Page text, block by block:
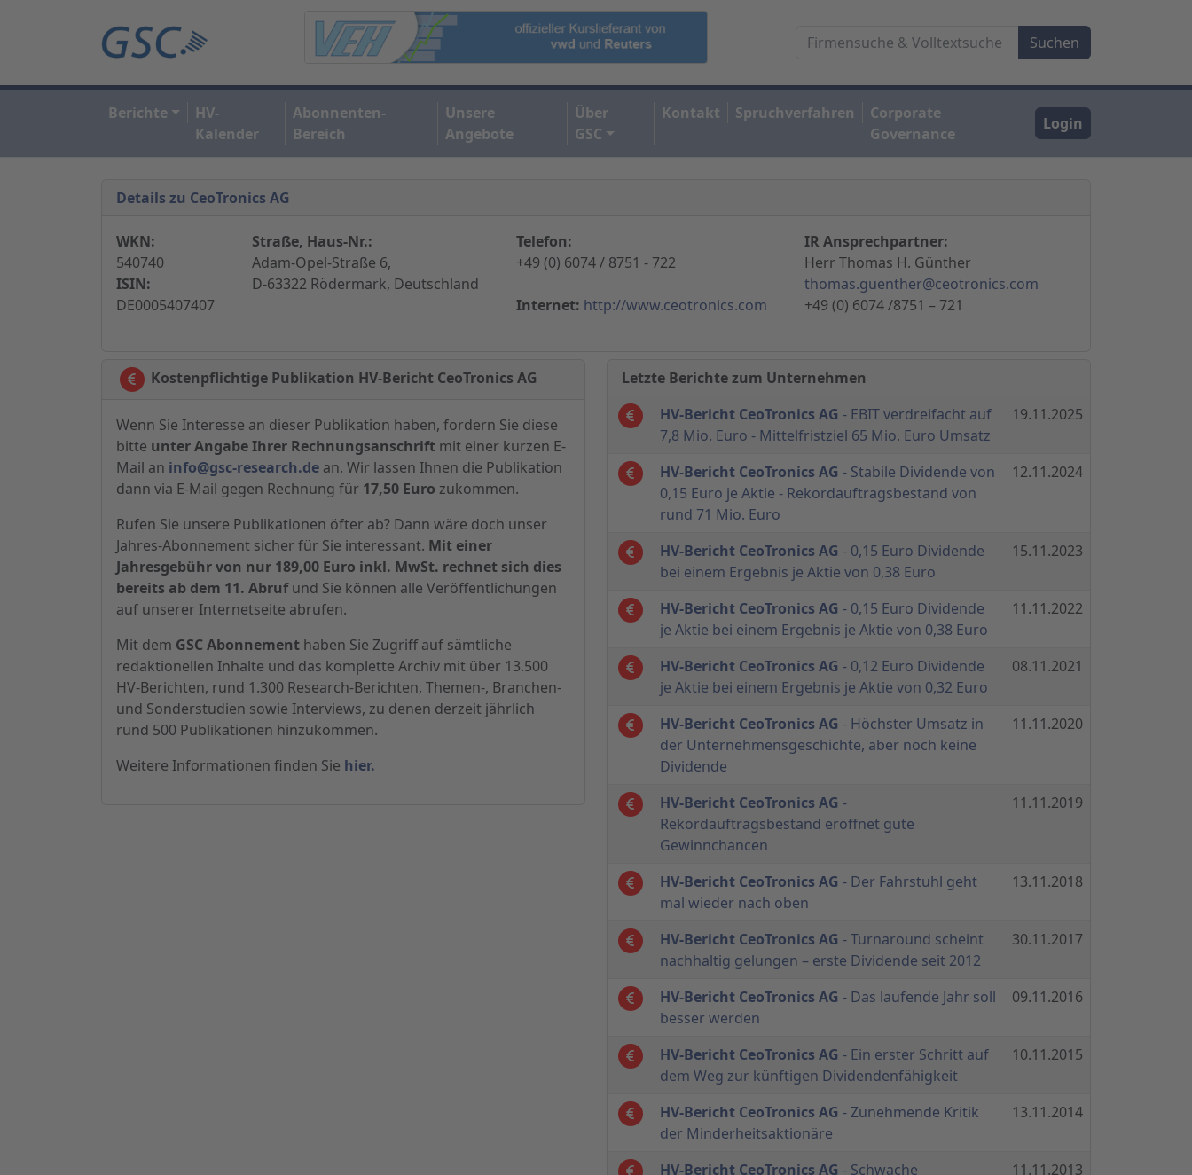
Berichte
HV-
Kalender
Abonnenten-
Bereich
Unsere
Angebote
Über
GSC
Kontakt Spruchverfahren
Corporate
Governance
Login
Details zu CeoTronics AG
WKN:
540740
ISIN:
DE0005407407
Straße, Haus-Nr.:
Adam-Opel-Straße 6,
D-63322 Rödermark, Deutschland
Telefon:
+49 (0) 6074 / 8751 - 722
Internet: http://www.ceotronics.com
IR Ansprechpartner:
Herr Thomas H. Günther
thomas.guenther@ceotronics.com
+49 (0) 6074 /8751 – 721
Kostenpflichtige Publikation HV-Bericht CeoTronics AG
Wenn Sie Interesse an dieser Publikation haben, fordern Sie diese
bitte unter Angabe Ihrer Rechnungsanschrift mit einer kurzen E-
Mail an info@gsc-research.de an. Wir lassen Ihnen die Publikation
dann via E-Mail gegen Rechnung für 17,50 Euro zukommen.
Rufen Sie unsere Publikationen öfter ab? Dann wäre doch unser
Jahres-Abonnement sicher für Sie interessant. Mit einer
Jahresgebühr von nur 189,00 Euro inkl. MwSt. rechnet sich dies
bereits ab dem 11. Abrufund Sie können alle Veröffentlichungen
auf unserer Internetseite abrufen.
Mit dem GSC Abonnement haben Sie Zugriff auf sämtliche
redaktionellen Inhalte und das komplette Archiv mit über 13.500
HV-Berichten, rund 1.300 Research-Berichten, Themen-, Branchen-
und Sonderstudien sowie Interviews, zu denen derzeit jährlich
rund 500 Publikationen hinzukommen.
Weitere Informationen finden Sie hier.
Letzte Berichte zum Unternehmen
HV-Bericht CeoTronics AG - EBIT verdreifacht auf
7,8 Mio. Euro - Mittelfristziel 65 Mio. Euro Umsatz
19.11.2025
HV-Bericht CeoTronics AG - Stabile Dividende von
0,15 Euro je Aktie - Rekordauftragsbestand von
rund 71 Mio. Euro
12.11.2024
HV-Bericht CeoTronics AG - 0,15 Euro Dividende
bei einem Ergebnis je Aktie von 0,38 Euro
15.11.2023
HV-Bericht CeoTronics AG - 0,15 Euro Dividende
je Aktie bei einem Ergebnis je Aktie von 0,38 Euro
11.11.2022
HV-Bericht CeoTronics AG - 0,12 Euro Dividende
je Aktie bei einem Ergebnis je Aktie von 0,32 Euro
08.11.2021
HV-Bericht CeoTronics AG - Höchster Umsatz in
der Unternehmensgeschichte, aber noch keine
Dividende
11.11.2020
HV-Bericht CeoTronics AG -
Rekordauftragsbestand eröffnet gute
Gewinnchancen
11.11.2019
HV-Bericht CeoTronics AG - Der Fahrstuhl geht
mal wieder nach oben
13.11.2018
HV-Bericht CeoTronics AG - Turnaround scheint
nachhaltig gelungen – erste Dividende seit 2012
30.11.2017
HV-Bericht CeoTronics AG - Das laufende Jahr soll
besser werden
09.11.2016
HV-Bericht CeoTronics AG - Ein erster Schritt auf
dem Weg zur künftigen Dividendenfähigkeit
10.11.2015
HV-Bericht CeoTronics AG - Zunehmende Kritik
der Minderheitsaktionäre
13.11.2014
HV-Bericht CeoTronics AG - Schwache
11.11.2013